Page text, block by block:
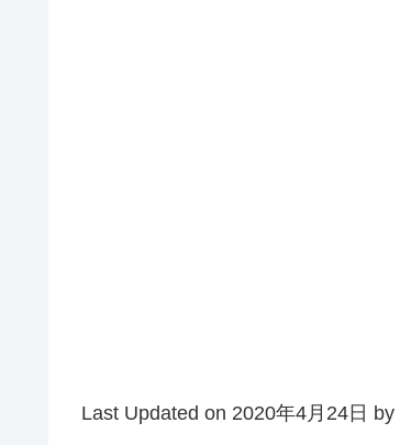
Last Updated on 2020年4月24日 by